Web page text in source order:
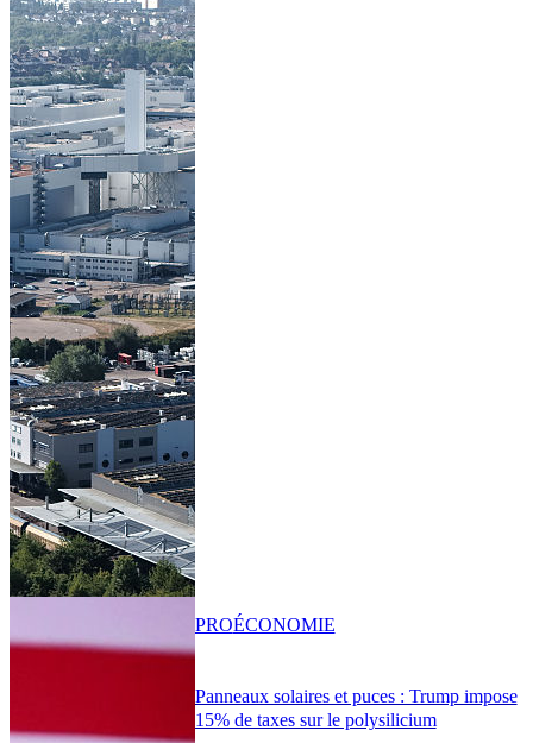
Panneaux solaires et puces : Trump impose
15% de taxes sur le polysilicium
PROÉCONOMIE